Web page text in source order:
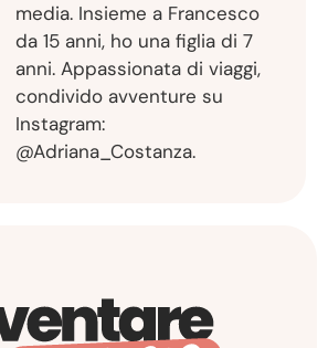
media. Insieme a Francesco
da 15 anni, ho una figlia di 7
anni. Appassionata di viaggi,
condivido avventure su
Instagram:
@Adriana_Costanza.